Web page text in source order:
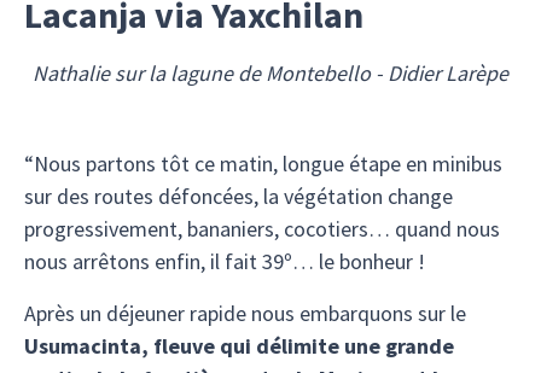
Lacanja via Yaxchilan
Nathalie sur la lagune de Montebello - Didier Larèpe
“Nous partons tôt ce matin, longue étape en minibus
sur des routes défoncées, la végétation change
progressivement, bananiers, cocotiers… quand nous
nous arrêtons enfin, il fait 39º… le bonheur !
Après un déjeuner rapide nous embarquons sur le
Usumacinta, fleuve qui délimite une grande